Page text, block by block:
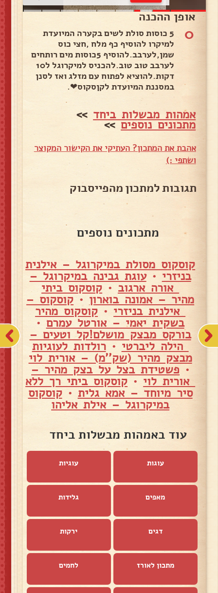
אופן ההכנה
0
5 כוסות סולת לשים בקערה המיועדת
למיקרו להוסיף כף מלח ,חצי כוס
שמן,לערבב.להוסיף 5כוסות מים רותחים
לערבב טוב טוב.להכניס למיקרוגל ל10
דקות.להוציא לפתוח עם מזלג ואז לסנן
במסננת המיועדת לקןסקוס❤.
אמהות מבשלות ביחד >>
מתכונים נוספים>>
אהבת את המתכון? העתיקי את הקישור המקוצר
ושתפי :)
תגובות למתכון מהפייסבוק
מתכונים נוספים
קוסקוס מסולת במיקרוגל – אילנית
בניזרי •עוגת גבינה במיקרוגל –
אורה ארגוב • קוסקוס ביתי
מהיר – אמונה בוארון • קוסקוס –
אילנית בניזרי • קוסקוס מהיר
בשקית יאמי – אורטל עמרם •
בורקס מבצק מושלם!קל וטעים –
הילה ליברטי •רולדות לעוגיות
מבצק מהיר (שק''מ) – אורית לוי
• פשטידת בצל על בצק מהיר –
אורית לוי • קוסקוס ביתי רך ללא
סיר מיוחד – אמא גלית •קוסקוס
במיקרוגל – אילת אליהו
עוד באמהות מבשלות ביחד
עוגות עוגיות
מאפים גלידות
דגים ירקות
מתכון לאורז לחמים